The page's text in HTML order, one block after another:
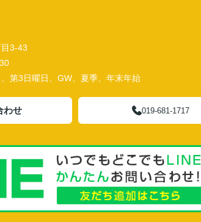
3-43
第3日曜日、GW、夏季、年末年始
わせ 019-681-1717